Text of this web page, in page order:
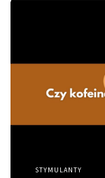
STYMULANTY